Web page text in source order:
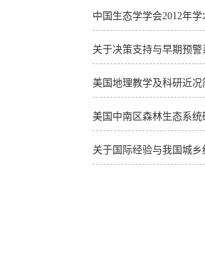
中国生态学学会2012年
关于决策支持与早期预
美国地理教学及科研近况
美国中南区森林生态系
关于国际经验与我国城